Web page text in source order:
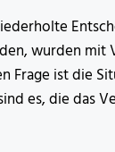
wurden mit
Frage ist die
es, die das